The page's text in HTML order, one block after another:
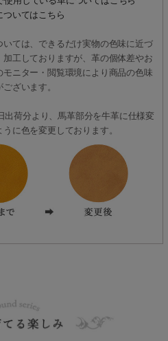
いてはこちら
ては、できるだけ実物の色味に近づ
加工しておりますが、革の個体差やお
モニター・閲覧環境により商品の色味
ざいます。
出荷分より、馬革部分を牛革に仕様変
に色を変更しております。